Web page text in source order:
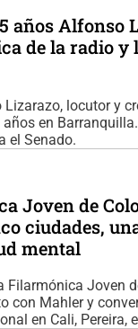
años Alfonso
de la radio y
locutor y
años en
el Senado.
Joven de
ciudades,
mental
Filarmónica Joven
con Mahler y
en Cali, Pereira,